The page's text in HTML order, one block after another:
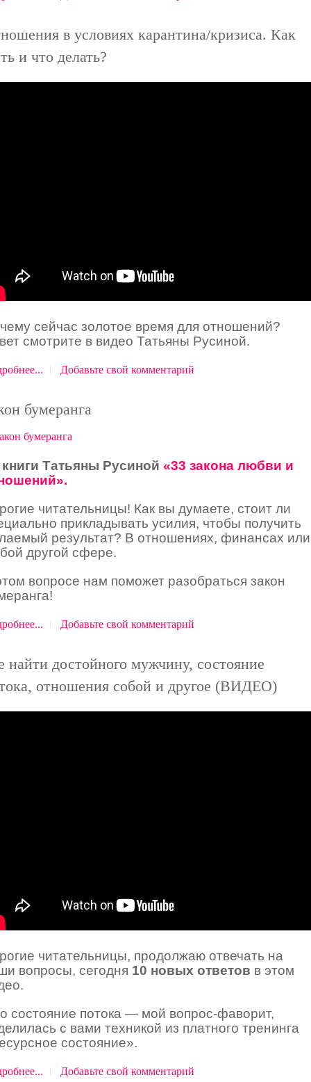
в условиях карантина/кризиса. Как
и что делать?
сейчас золотое время для отношений?
смотрите в видео Татьяны Русиной.
Добавьте свой комментарий
бумеранга
Татьяны Русиной «33 закона любви и
читательницы! Как вы думаете, стоит ли
прикладывать усилия, чтобы получить
результат? В отношениях, финансах или
другой сфере.
вопросе нам поможет разобраться закон
Добавьте свой комментарий
найти достойного мужчину, состояние
отношения собой и другое (ВИДЕО)
читательницы, продолжаю отвечать на
вопросы, сегодня 10 новых ответов в этом
состояние потока — мой вопрос-фаворит,
с вами техникой из платного тренинга
состояние».
Добавьте свой комментарий